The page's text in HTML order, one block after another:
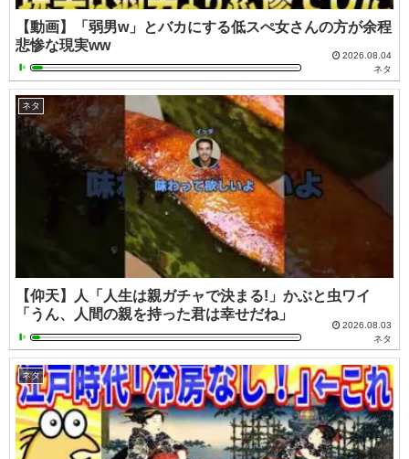
【動画】「弱男w」とバカにする低スぺ女さんの方が余程
悲惨な現実ww
2026.08.04
ネタ
ネタ
【仰天】人「人生は親ガチャで決まる!」かぶと虫ワイ
「うん、人間の親を持った君は幸せだね」
2026.08.03
ネタ
ネタ